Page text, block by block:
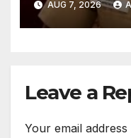
AUG 7, 2026
Leave a
Your email